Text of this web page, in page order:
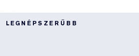
LEGNÉPSZERŰBB